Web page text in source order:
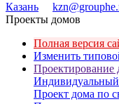
Казань
Проекты домов
Полная версия
Изменить
Проектирование
Индивидуальный
Проект дома по